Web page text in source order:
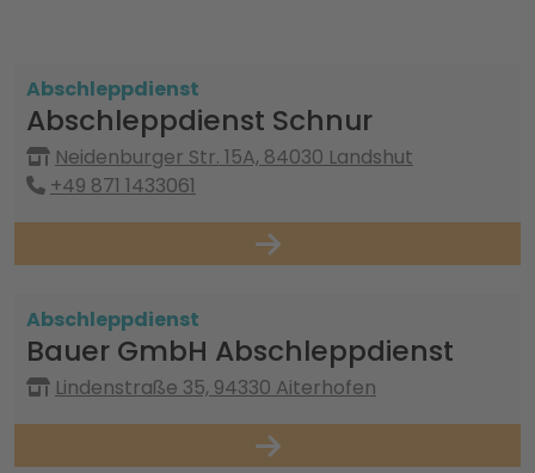
Abschleppdienst
Abschleppdienst Schnur
Neidenburger Str. 15A, 84030 Landshut
+49 871 1433061
Abschleppdienst
Bauer GmbH Abschleppdienst
Lindenstraße 35, 94330 Aiterhofen